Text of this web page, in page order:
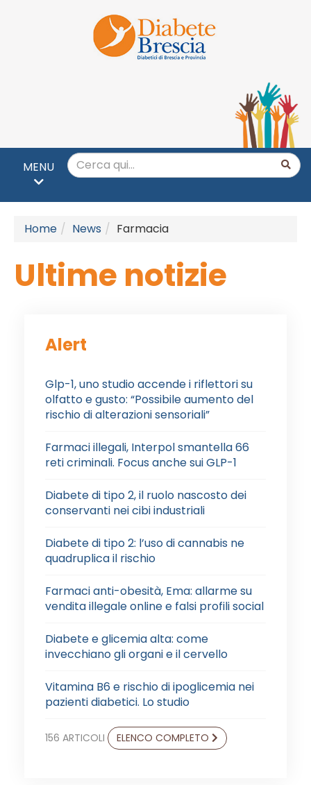
Home News Farmacia
Ultime notizie
Alert
Glp-1, uno studio accende i riflettori su
olfatto e gusto: “Possibile aumento del
rischio di alterazioni sensoriali”
Farmaci illegali, Interpol smantella 66
reti criminali. Focus anche sui GLP-1
Diabete di tipo 2, il ruolo nascosto dei
conservanti nei cibi industriali
Diabete di tipo 2: l’uso di cannabis ne
quadruplica il rischio
Farmaci anti-obesità, Ema: allarme su
vendita illegale online e falsi profili social
Diabete e glicemia alta: come
invecchiano gli organi e il cervello
Vitamina B6 e rischio di ipoglicemia nei
pazienti diabetici. Lo studio
156 ARTICOLI ELENCO COMPLETO